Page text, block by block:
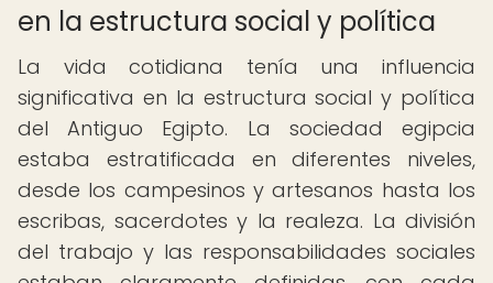
en la estructura social y política
La vida cotidiana tenía una influencia
significativa en la estructura social y política
del Antiguo Egipto. La sociedad egipcia
estaba estratificada en diferentes niveles,
desde los campesinos y artesanos hasta los
escribas, sacerdotes y la realeza. La división
del trabajo y las responsabilidades sociales